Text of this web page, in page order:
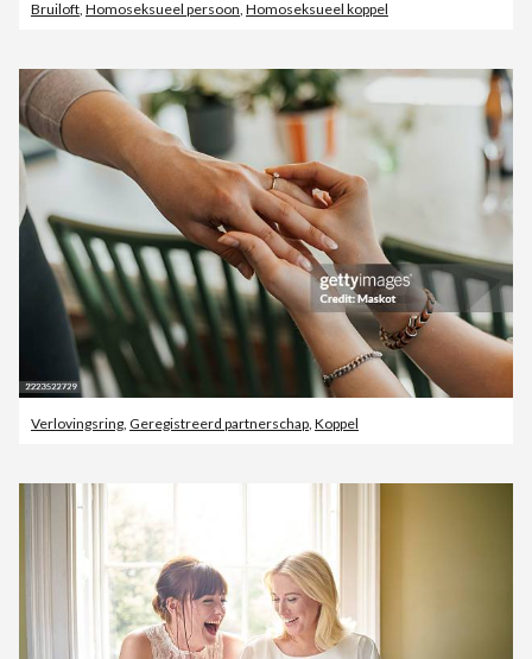
Bruiloft Homoseksueel persoon Homoseksueel koppel
Verlovingsring Geregistreerd partnerschap Koppel